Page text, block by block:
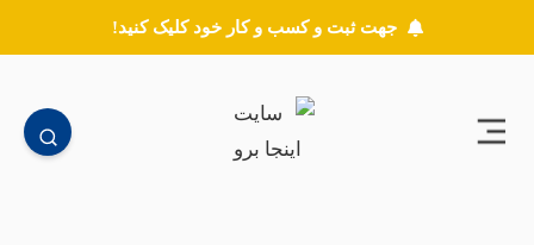
جهت ثبت و کسب و کار خود کلیک کنید!